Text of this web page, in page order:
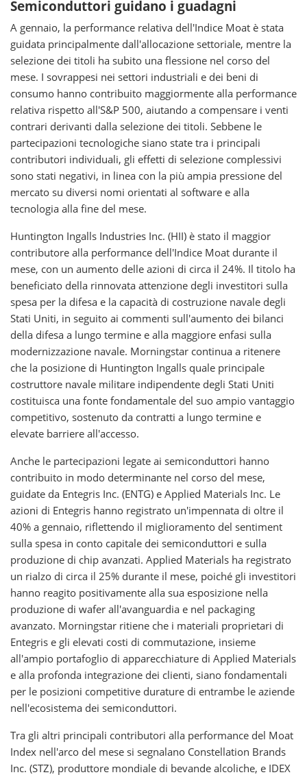
Semiconduttori guidano i guadagni
A gennaio, la performance relativa dell'Indice Moat è stata
guidata principalmente dall'allocazione settoriale, mentre la
selezione dei titoli ha subito una flessione nel corso del
mese. I sovrappesi nei settori industriali e dei beni di
consumo hanno contribuito maggiormente alla performance
relativa rispetto all'S&P 500, aiutando a compensare i venti
contrari derivanti dalla selezione dei titoli. Sebbene le
partecipazioni tecnologiche siano state tra i principali
contributori individuali, gli effetti di selezione complessivi
sono stati negativi, in linea con la più ampia pressione del
mercato su diversi nomi orientati al software e alla
tecnologia alla fine del mese.
Huntington Ingalls Industries Inc. (HII) è stato il maggior
contributore alla performance dell'Indice Moat durante il
mese, con un aumento delle azioni di circa il 24%. Il titolo ha
beneficiato della rinnovata attenzione degli investitori sulla
spesa per la difesa e la capacità di costruzione navale degli
Stati Uniti, in seguito ai commenti sull'aumento dei bilanci
della difesa a lungo termine e alla maggiore enfasi sulla
modernizzazione navale. Morningstar continua a ritenere
che la posizione di Huntington Ingalls quale principale
costruttore navale militare indipendente degli Stati Uniti
costituisca una fonte fondamentale del suo ampio vantaggio
competitivo, sostenuto da contratti a lungo termine e
elevate barriere all'accesso.
Anche le partecipazioni legate ai semiconduttori hanno
contribuito in modo determinante nel corso del mese,
guidate da Entegris Inc. (ENTG) e Applied Materials Inc. Le
azioni di Entegris hanno registrato un'impennata di oltre il
40% a gennaio, riflettendo il miglioramento del sentiment
sulla spesa in conto capitale dei semiconduttori e sulla
produzione di chip avanzati. Applied Materials ha registrato
un rialzo di circa il 25% durante il mese, poiché gli investitori
hanno reagito positivamente alla sua esposizione nella
produzione di wafer all'avanguardia e nel packaging
avanzato. Morningstar ritiene che i materiali proprietari di
Entegris e gli elevati costi di commutazione, insieme
all'ampio portafoglio di apparecchiature di Applied Materials
e alla profonda integrazione dei clienti, siano fondamentali
per le posizioni competitive durature di entrambe le aziende
nell'ecosistema dei semiconduttori.
Tra gli altri principali contributori alla performance del Moat
Index nell'arco del mese si segnalano Constellation Brands
Inc. (STZ), produttore mondiale di bevande alcoliche, e IDEX